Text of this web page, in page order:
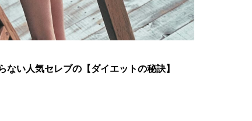
い人気セレブの【ダイエットの秘訣】